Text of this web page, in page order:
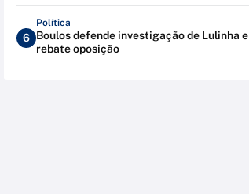
6
Política
Boulos defende investigação de Lulinha e
rebate oposição